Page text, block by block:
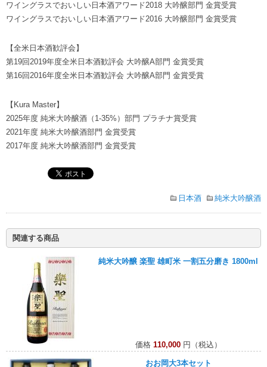
ワイングラスでおいしい日本酒アワード2018 大吟醸部門 金賞受賞
ワイングラスでおいしい日本酒アワード2016 大吟醸部門 金賞受賞
【全米日本酒歓評会】
第19回2019年度全米日本酒歓評会 大吟醸A部門 金賞受賞
第16回2016年度全米日本酒歓評会 大吟醸A部門 金賞受賞
【Kura Master】
2025年度 純米大吟醸酒（1-35%）部門 プラチナ賞受賞
2021年度 純米大吟醸酒部門 金賞受賞
2017年度 純米大吟醸酒部門 金賞受賞
日本酒 純米大吟醸酒
関連する商品
純米大吟醸 楽聖 雄町米 一割五分磨き 1800ml
価格 110,000円（税込）
おお岡大3本セット